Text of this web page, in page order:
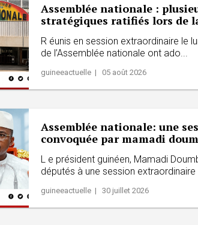
Assemblée nationale :
stratégiques ratifiés lors de
R éunis en session extraordinaire le
de l’Assemblée nationale ont ado...
guineeactuelle | 05 août 2026
Assemblée nationale: une
convoquée par mamadi
L e président guinéen, Mamadi
députés à une session extraordinaire
guineeactuelle | 30 juillet 2026